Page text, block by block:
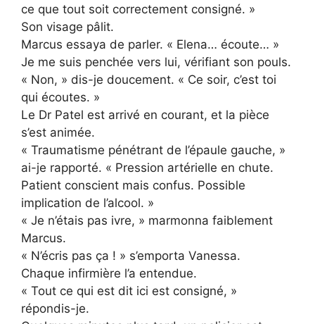
ce que tout soit correctement consigné. »
Son visage pâlit.
Marcus essaya de parler. « Elena… écoute… »
Je me suis penchée vers lui, vérifiant son pouls.
« Non, » dis-je doucement. « Ce soir, c’est toi
qui écoutes. »
Le Dr Patel est arrivé en courant, et la pièce
s’est animée.
« Traumatisme pénétrant de l’épaule gauche, »
ai-je rapporté. « Pression artérielle en chute.
Patient conscient mais confus. Possible
implication de l’alcool. »
« Je n’étais pas ivre, » marmonna faiblement
Marcus.
« N’écris pas ça ! » s’emporta Vanessa.
Chaque infirmière l’a entendue.
« Tout ce qui est dit ici est consigné, »
répondis-je.